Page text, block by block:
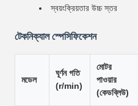
স্বয়ংক্রিয়তার উচ্চ স্তর
টেকনিক্যাল স্পেসিফিকেশন
মডেল
ঘূর্ণন গতি
(r/min)
মোটর
পাওয়ার
(কেডব্লিউ)